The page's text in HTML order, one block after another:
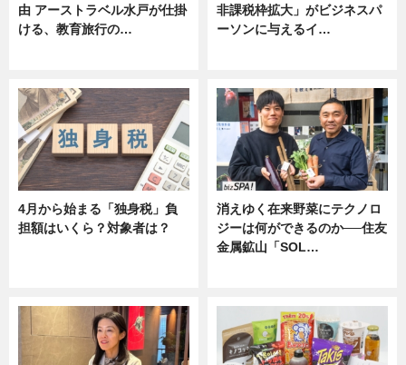
由 アーストラベル水戸が仕掛
ける、教育旅行の…
非課税枠拡大」がビジネスパ
ーソンに与えるイ…
4月から始まる「独身税」負
担額はいくら？対象者は？
消えゆく在来野菜にテクノロ
ジーは何ができるのか──住友
金属鉱山「SOL…